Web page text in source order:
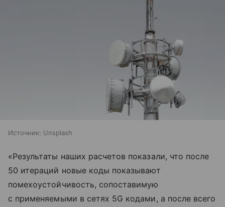
Источник: Unsplash
«Результаты наших расчетов показали, что после
50 итераций новые коды показывают
помехоустойчивость, сопоставимую
с применяемыми в сетях 5G кодами, а после всего